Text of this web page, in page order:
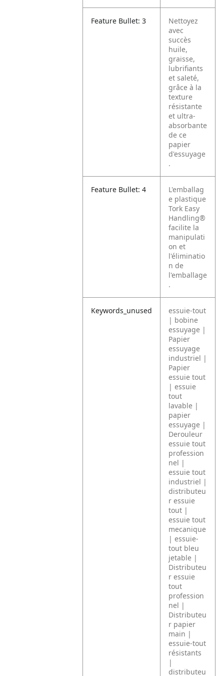
Feature Bullet: 3
Nettoyez
avec
succès
huile,
graisse,
lubrifiants
et saleté,
grâce à la
texture
résistante
et ultra-
absorbante
de ce
papier
d'essuyage
.
Feature Bullet: 4
L'emballag
e plastique
Tork Easy
Handling®
facilite la
manipulati
on et
l'éliminatio
n de
l'emballage
.
Keywords_unused
essuie-tout
| bobine
essuyage |
Papier
essuyage
industriel |
Papier
essuie tout
| essuie
tout
lavable |
papier
essuyage |
Derouleur
essuie tout
profession
nel |
essuie tout
industriel |
distributeu
r essuie
tout |
essuie tout
mecanique
| essuie-
tout bleu
jetable |
Distributeu
r essuie
tout
profession
nel |
Distributeu
r papier
main |
essuie-tout
résistants
|
distributeu